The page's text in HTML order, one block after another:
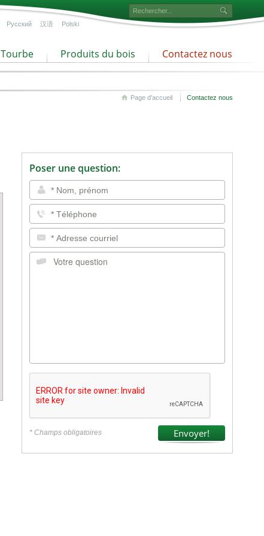
Русский 汉语 Polski
Tourbe Produits du bois Contactez nous
Page d'accueil Contactez nous
Poser une question:
* Champs obligatoires